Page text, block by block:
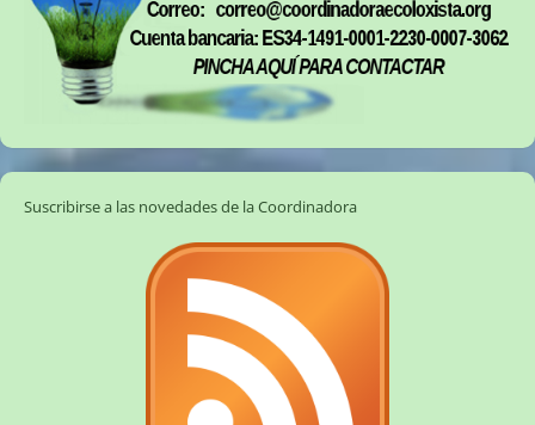
Suscribirse a las novedades de la Coordinadora